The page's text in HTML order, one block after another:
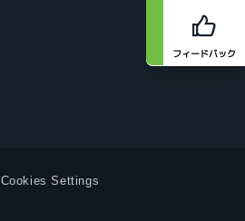
フィードバック
Cookies Settings